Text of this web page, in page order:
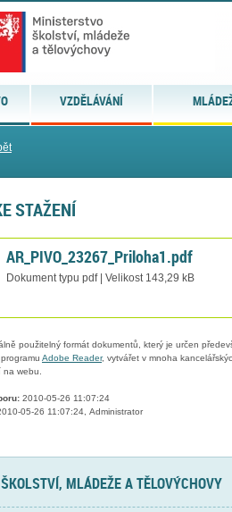
VZDĚLÁVÁNÍ
STAŽENÍ
AR_PIVO_23267_Priloha1.pdf
Dokument typu pdf | Velikost 143,29 kB
použitelný formát dokumentů, který je určen
Adobe Reader, vytvářet v mnoha
na webu.
2010-05-26 11:07:24
05-26 11:07:24, Administrator
MLÁDEŽE A TĚLOVÝCHOVY